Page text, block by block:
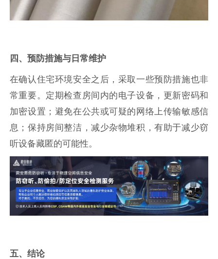
四、预防措施与日常维护
在确认住宅环境安全之后，采取一些预防措施也非
常重要。定期检查房间内的电子设备，更新密码和
加密设置；避免在公共或可疑的网络上传输敏感信
息；保持房间整洁，减少杂物堆积，有助于减少窃
听设备藏匿的可能性。
五、结论